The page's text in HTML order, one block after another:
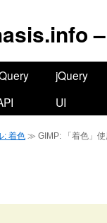
–
jQuery
UI
: 着色 ≫ GIMP: 「着色」